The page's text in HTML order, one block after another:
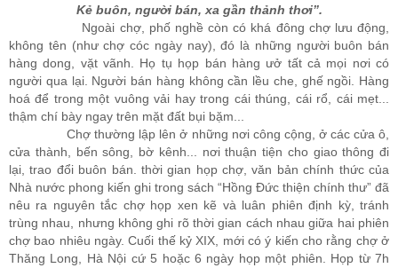
Kẻ buôn, người bán, xa gần thảnh thơi”.
Ngoài chợ, phố nghề còn có khá đông chợ lưu động,
không tên (như chợ cóc ngày nay), đó là những người buôn bán
hàng dong, vặt vãnh. Họ tụ họp bán hàng ưở tất cả mọi nơi có
người qua lại. Người bán hàng không cần lều che, ghế ngồi. Hàng
hoá để trong một vuông vải hay trong cái thúng, cái rổ, cái mẹt...
thậm chí bày ngay trên mặt đất bụi bặm...
Chợ thường lập lên ở những nơi công cộng, ở các cửa ô,
cửa thành, bến sông, bờ kênh... nơi thuận tiện cho giao thông đi
lại, trao đổi buôn bán. thời gian họp chợ, văn bản chính thức của
Nhà nước phong kiến ghi trong sách “Hồng Đức thiện chính thư” đã
nêu ra nguyên tắc chợ họp xen kẽ và luân phiên định kỳ, tránh
trùng nhau, nhưng không ghi rõ thời gian cách nhau giữa hai phiên
chợ bao nhiêu ngày. Cuối thế kỷ XIX, mới có ý kiến cho rằng chợ ở
Thăng Long, Hà Nội cứ 5 hoặc 6 ngày họp một phiên. Họp từ 7h